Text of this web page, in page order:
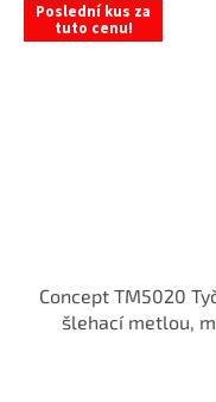
Poslední kus za
tuto cenu!
Concept TM5020
šlehací metlou,